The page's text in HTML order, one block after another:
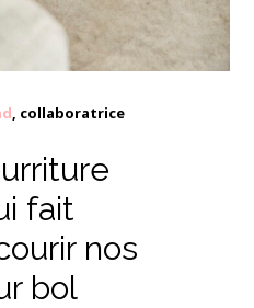
, collaboratrice
fait
nos
bol